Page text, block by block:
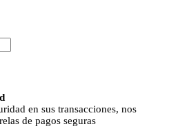
en sus transacciones, nos
de pagos seguras